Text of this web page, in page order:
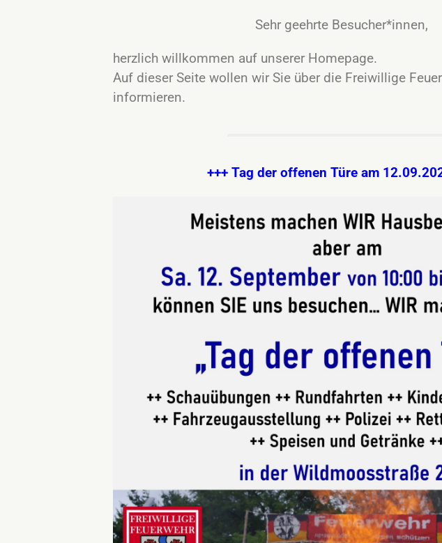
Sehr geehrte Besucher*innen,
herzlich willkommen auf unserer Homepage.
Auf dieser Seite wollen wir Sie über die Freiwillige
informieren.
+++ Tag der offenen Türe am